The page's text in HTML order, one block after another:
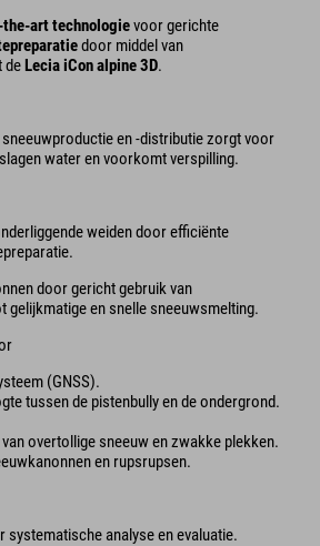
art technologievoor gerichte
door middel van
deLecia iCon alpine 3D.
en -distributie zorgt voor
water en voorkomt verspilling.
weiden door efficiënte
door gericht gebruik van
gelijkmatige en snelle sneeuwsmelting.
(GNSS).
tussen de pistenbully en de ondergrond.
overtollige sneeuw en zwakke plekken.
en rupsrupsen.
analyse en evaluatie.